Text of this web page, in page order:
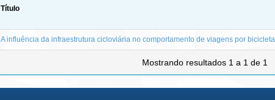
Título
A influência da infraestrutura cicloviária no comportamento de viagens por bicicleta
Mostrando resultados 1 a 1 de 1